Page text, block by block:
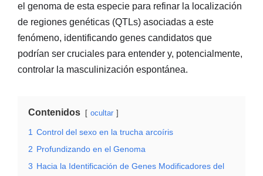
el genoma de esta especie para refinar la localización
de regiones genéticas (QTLs) asociadas a este
fenómeno, identificando genes candidatos que
podrían ser cruciales para entender y, potencialmente,
controlar la masculinización espontánea.
Contenidos ocultar
1 Control del sexo en la trucha arcoíris
2 Profundizando en el Genoma
3 Hacia la Identificación de Genes Modificadores del